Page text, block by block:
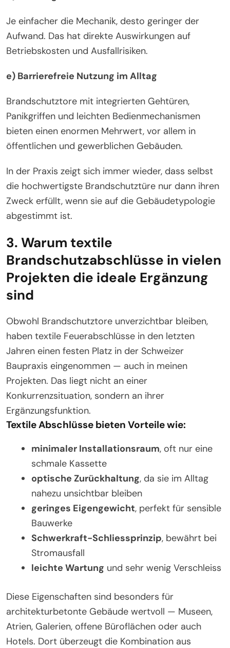
Je einfacher die Mechanik, desto geringer der
Aufwand. Das hat direkte Auswirkungen auf
Betriebskosten und Ausfallrisiken.
e) Barrierefreie Nutzung im Alltag
Brandschutztore mit integrierten Gehtüren,
Panikgriffen und leichten Bedienmechanismen
bieten einen enormen Mehrwert, vor allem in
öffentlichen und gewerblichen Gebäuden.
In der Praxis zeigt sich immer wieder, dass selbst
die hochwertigste Brandschutztüre nur dann ihren
Zweck erfüllt, wenn sie auf die Gebäudetypologie
abgestimmt ist.
3. Warum textile
Brandschutzabschlüsse in vielen
Projekten die ideale Ergänzung
sind
Obwohl Brandschutztore unverzichtbar bleiben,
haben textile Feuerabschlüsse in den letzten
Jahren einen festen Platz in der Schweizer
Baupraxis eingenommen — auch in meinen
Projekten. Das liegt nicht an einer
Konkurrenzsituation, sondern an ihrer
Ergänzungsfunktion.
Textile Abschlüsse bieten Vorteile wie:
minimaler Installationsraum, oft nur eine
schmale Kassette
optische Zurückhaltung, da sie im Alltag
nahezu unsichtbar bleiben
geringes Eigengewicht, perfekt für sensible
Bauwerke
Schwerkraft-Schliessprinzip, bewährt bei
Stromausfall
leichte Wartung und sehr wenig Verschleiss
Diese Eigenschaften sind besonders für
architekturbetonte Gebäude wertvoll — Museen,
Atrien, Galerien, offene Büroflächen oder auch
Hotels. Dort überzeugt die Kombination aus